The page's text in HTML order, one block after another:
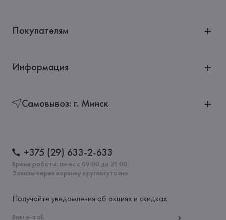
Покупателям
Информация
Самовывоз: г. Минск
+375 (29) 633-2-633
Время работы: пн-вс с 09:00 до 21:00,
Заказы через корзину круглосуточно
Получайте уведомления об акциях и скидках: